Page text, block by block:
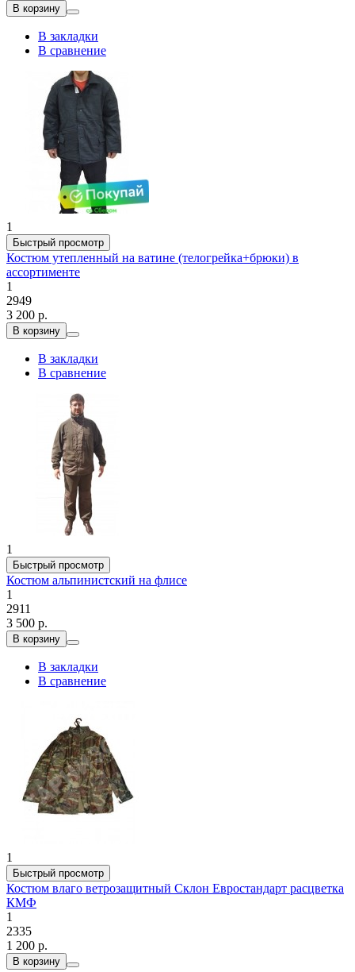
В корзину
В закладки
В сравнение
1
Быстрый просмотр
Костюм утепленный на ватине (телогрейка+брюки) в
ассортименте
1
2949
3 200 р.
В корзину
В закладки
В сравнение
1
Быстрый просмотр
Костюм альпинистский на флисе
1
2911
3 500 р.
В корзину
В закладки
В сравнение
1
Быстрый просмотр
Костюм влаго ветрозащитный Склон Евростандарт расцветка
КМФ
1
2335
1 200 р.
В корзину